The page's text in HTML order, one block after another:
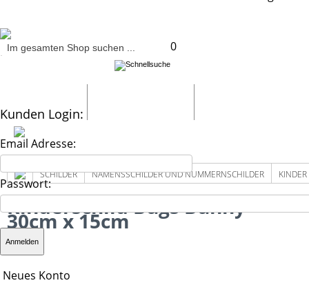
0
Kunden Login:
Email Adresse:
Passwort:
Neues Konto
SCHILDER NAMENSSCHILDER UND NUMMERNSCHILDER KINDER
Kinderschild Bugs Bunny
30cm x 15cm